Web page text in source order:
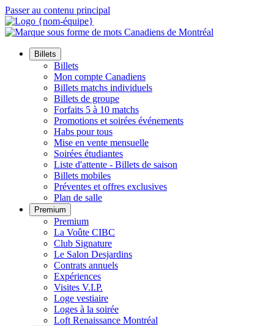
Passer au contenu principal
Billets
Billets
Mon compte Canadiens
Billets matchs individuels
Billets de groupe
Forfaits 5 à 10 matchs
Promotions et soirées événements
Habs pour tous
Mise en vente mensuelle
Soirées étudiantes
Liste d'attente - Billets de saison
Billets mobiles
Préventes et offres exclusives
Plan de salle
Premium
Premium
La Voûte CIBC
Club Signature
Le Salon Desjardins
Contrats annuels
Expériences
Visites V.I.P.
Loge vestiaire
Loges à la soirée
Loft Renaissance Montréal